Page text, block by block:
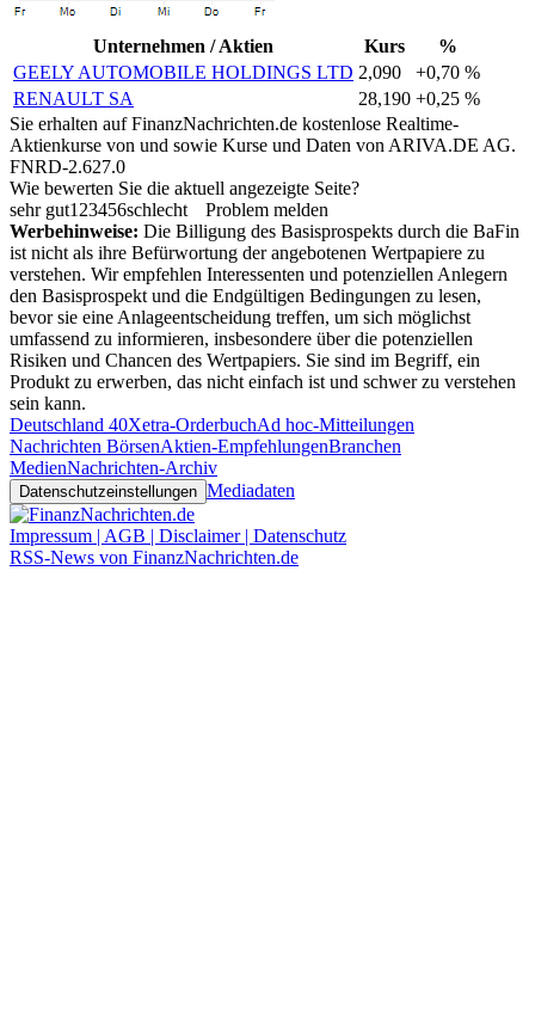
Unternehmen / Aktien Kurs
%
GEELY AUTOMOBILE HOLDINGS LTD 2,090
+0,70 %
RENAULT SA
28,190 +0,25 %
Sie erhalten auf FinanzNachrichten.de kostenlose Realtime-
Aktienkurse von und sowie Kurse und Daten von ARIVA.DE AG.
FNRD-2.627.0
Wie bewerten Sie die aktuell angezeigte Seite?
sehr gut1 23456schlecht
Problem melden
Werbehinweise: Die Billigung des Basisprospekts durch die BaFin
ist nicht als ihre Befürwortung der angebotenen Wertpapiere zu
verstehen. Wir empfehlen Interessenten und potenziellen Anlegern
den Basisprospekt und die Endgültigen Bedingungen zu lesen,
bevor sie eine Anlageentscheidung treffen, um sich möglichst
umfassend zu informieren, insbesondere über die potenziellen
Risiken und Chancen des Wertpapiers. Sie sind im Begriff, ein
Produkt zu erwerben, das nicht einfach ist und schwer zu verstehen
sein kann.
Deutschland 40Xetra-OrderbuchAd hoc-Mitteilungen
Nachrichten BörsenAktien-EmpfehlungenBranchen
MedienNachrichten-Archiv
Datenschutzeinstellungen Mediadaten
Impressum | AGB | Disclaimer | Datenschutz
RSS-News von FinanzNachrichten.de